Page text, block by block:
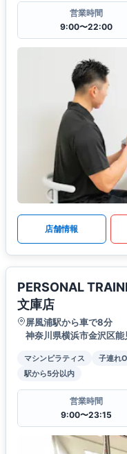
営業時間
9:00〜22:00
店舗情報
PERSONAL
文庫店
屏風浦駅から車で8分
神奈川県横浜市金沢区
マシンピラティス 子連れ
駅から5分以内
営業時間
9:00〜23:15